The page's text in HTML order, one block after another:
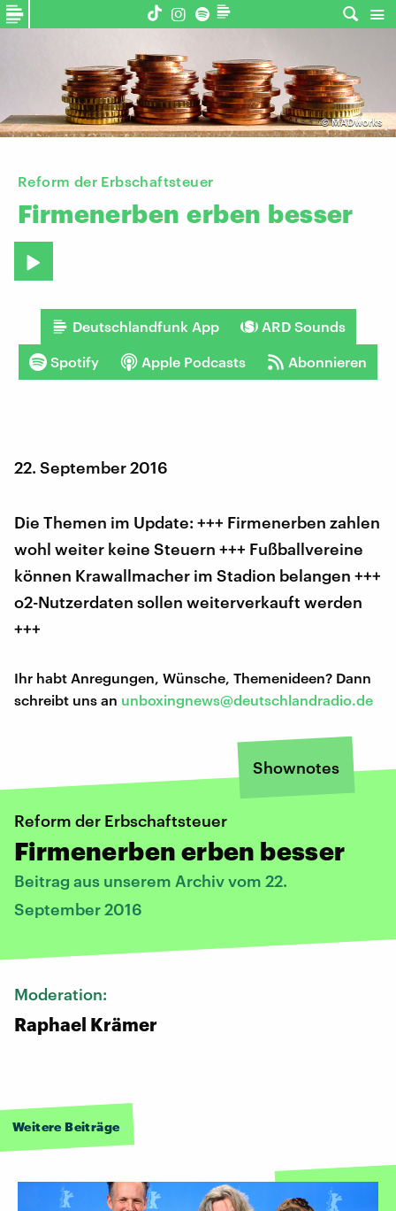
©MADworks
Reform der Erbschaftsteuer
Firmenerben erben besser
Deutschlandfunk App ARD Sounds
Spotify Apple Podcasts Abonnieren
22. September 2016
Die Themen im Update: +++ Firmenerben zahlen
wohl weiter keine Steuern +++ Fußballvereine
können Krawallmacher im Stadion belangen +++
o2-Nutzerdaten sollen weiterverkauft werden
+++
Ihr habt Anregungen, Wünsche, Themenideen? Dann
schreibt uns an unboxingnews@deutschlandradio.de
Shownotes
Reform der Erbschaftsteuer
Firmenerben erben besser
Beitrag aus unserem Archiv vom 22.
September 2016
Moderation:
Raphael Krämer
Weitere Beiträge